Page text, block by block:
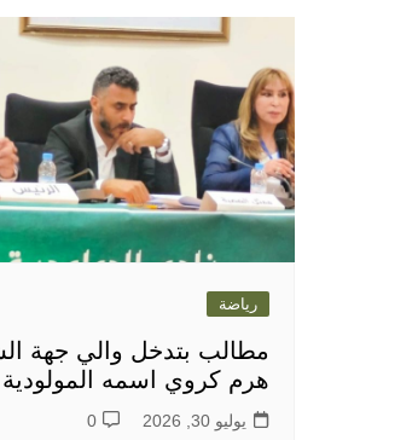
رياضة
مطالب بتدخل والي جهة
هرم كروي اسمه المولودية
يوليو 30, 2026 0